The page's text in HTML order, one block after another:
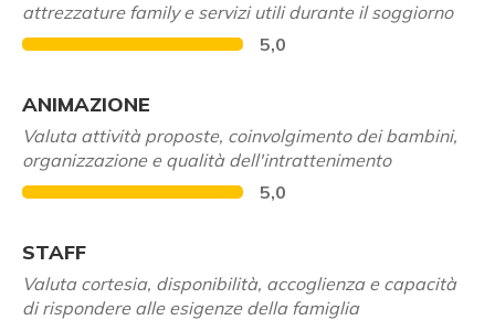
attrezzature family e servizi utili durante il soggiorno
5,0
ANIMAZIONE
Valuta attività proposte, coinvolgimento dei bambini,
organizzazione e qualità dell'intrattenimento
5,0
STAFF
Valuta cortesia, disponibilità, accoglienza e capacità
di rispondere alle esigenze della famiglia